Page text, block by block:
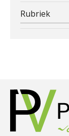
Rubriek